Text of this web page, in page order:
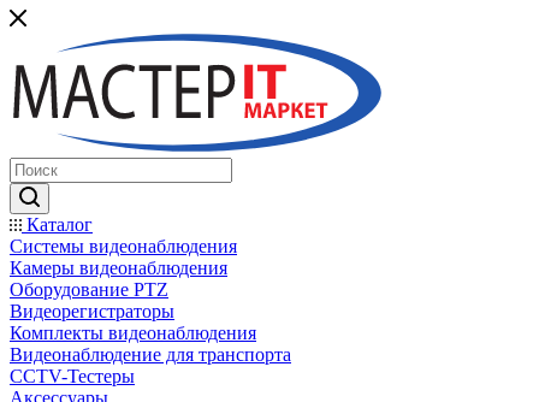
Каталог
Системы видеонаблюдения
Камеры видеонаблюдения
Оборудование PTZ
Видеорегистраторы
Комплекты видеонаблюдения
Видеонаблюдение для транспорта
CCTV-Тестеры
Аксессуары